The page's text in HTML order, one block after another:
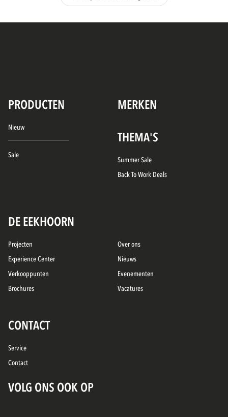
PRODUCTEN MERKEN
Nieuw
Sale
THEMA'S
Summer Sale
Back To Work Deals
DE EEKHOORN
Projecten
Experience Center
Verkooppunten
Brochures
Over ons
Nieuws
Evenementen
Vacatures
CONTACT
Service
Contact
VOLG ONS OOK OP